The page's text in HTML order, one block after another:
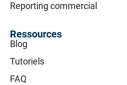
Reporting commercial
Ressources
Blog
Tutoriels
FAQ